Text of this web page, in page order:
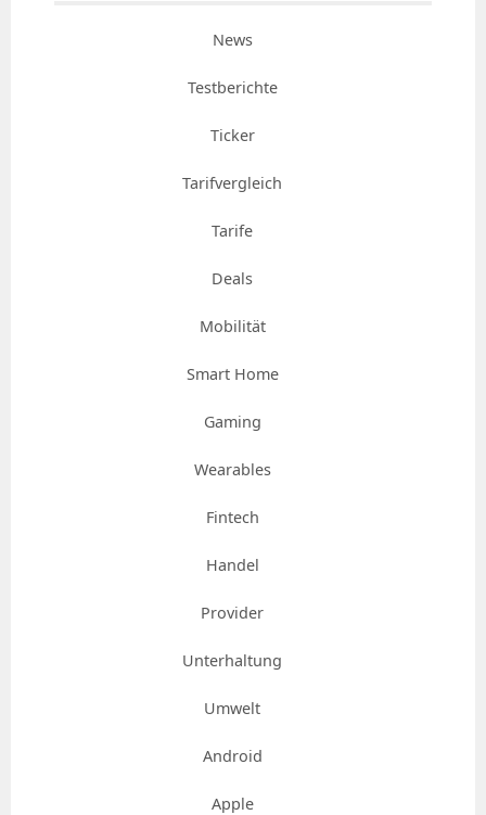
News
Testberichte
Ticker
Tarifvergleich
Tarife
Deals
Mobilität
Smart Home
Gaming
Wearables
Fintech
Handel
Provider
Unterhaltung
Umwelt
Android
Apple